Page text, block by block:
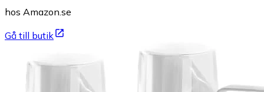
hos Amazon.se
Gå till butik